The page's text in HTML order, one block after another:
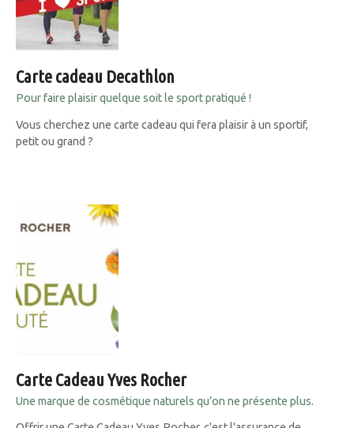
Carte cadeau Decathlon
Pour faire plaisir quelque soit le sport pratiqué !
Vous cherchez une carte cadeau qui fera plaisir à un sportif,
petit ou grand ?
Carte Cadeau Yves Rocher
Une marque de cosmétique naturels qu’on ne présente plus.